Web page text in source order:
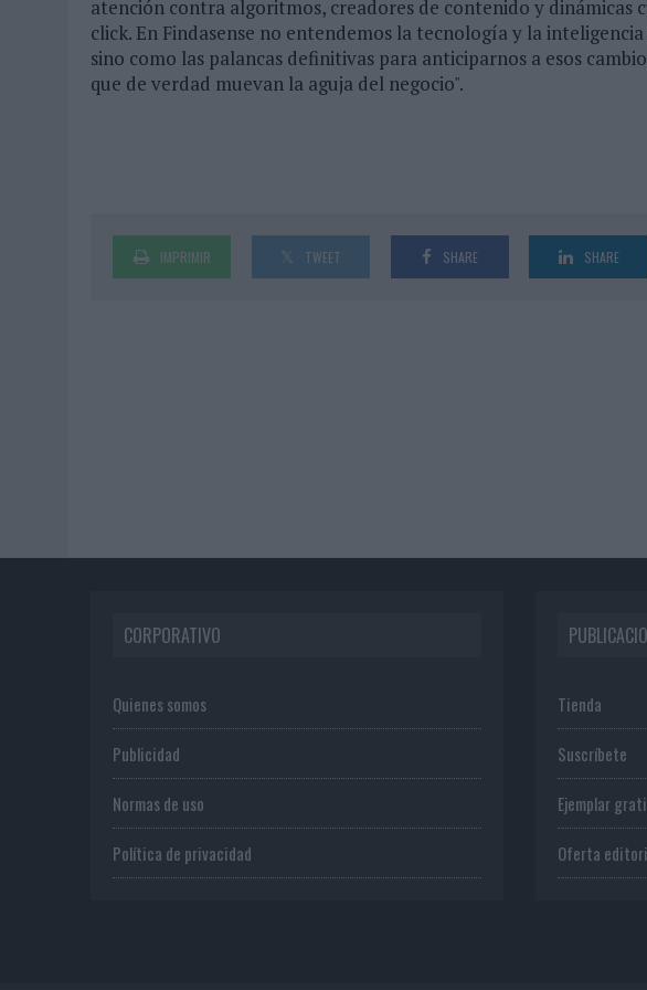
atención contra algoritmos, creadores de contenido y dinámicas
click. En Findasense no entendemos la tecnología y la
sino como las palancas definitivas para anticiparnos a esos
que de verdad muevan la aguja del negocio".
IMPRIMIR TWEET SHARE SHARE
CORPORATIVO
Quienes somos
Publicidad
Normas de uso
Política de privacidad
Tienda
Suscríbete
Ejemplar
Oferta